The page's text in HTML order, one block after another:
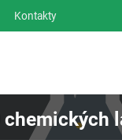
Kontakty
chemických